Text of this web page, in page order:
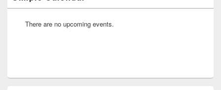
There are no upcoming events.